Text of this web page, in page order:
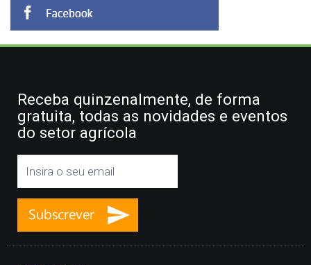
Receba quinzenalmente, de forma
gratuita, todas as novidades e eventos
do setor agrícola